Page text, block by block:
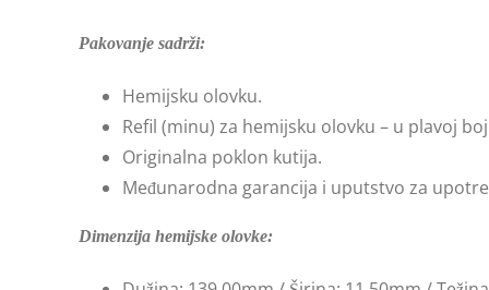
Pakovanje sadrži:
Hemijsku olovku.
Refil (minu) za hemijsku olovku – u plavoj
Originalna poklon kutija.
Međunarodna garancija i uputstvo za
Dimenzija hemijske olovke: